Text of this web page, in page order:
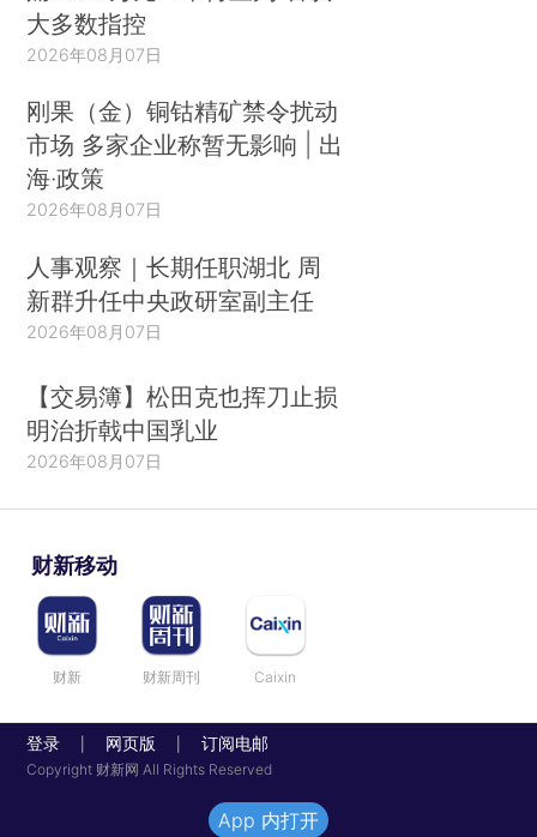
大多数指控
2026年08月07日
刚果（金）铜钴精矿禁令扰动
市场 多家企业称暂无影响 | 出
海·政策
2026年08月07日
人事观察｜长期任职湖北 周
新群升任中央政研室副主任
2026年08月07日
【交易簿】松田克也挥刀止损
明治折戟中国乳业
2026年08月07日
财新移动
财新 财新周刊 Caixin
登录 网页版 订阅电邮
Copyright 财新网 All Rights Reserved
App 内打开